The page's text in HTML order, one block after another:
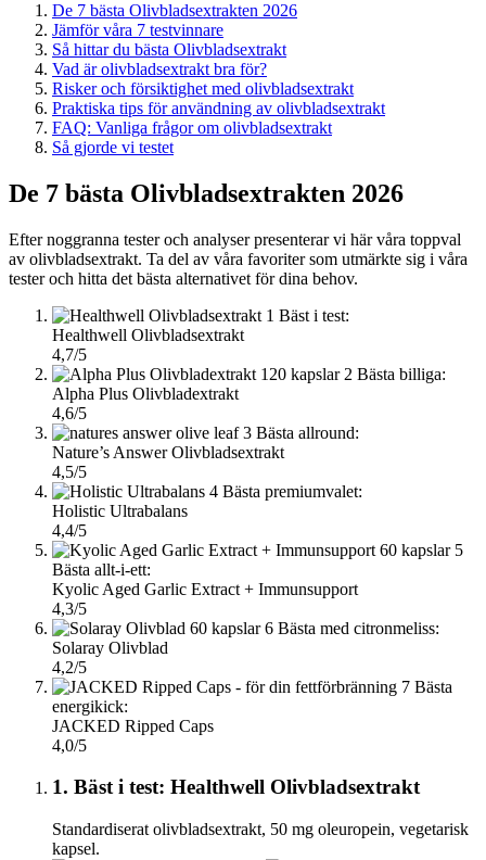
De 7 bästa Olivbladsextrakten 2026
Jämför våra 7 testvinnare
Så hittar du bästa Olivbladsextrakt
Vad är olivbladsextrakt bra för?
Risker och försiktighet med olivbladsextrakt
Praktiska tips för användning av olivbladsextrakt
FAQ: Vanliga frågor om olivbladsextrakt
Så gjorde vi testet
De 7 bästa Olivbladsextrakten 2026
Efter noggranna tester och analyser presenterar vi här våra toppval
av olivbladsextrakt. Ta del av våra favoriter som utmärkte sig i våra
tester och hitta det bästa alternativet för dina behov.
1 Bäst i test:
Healthwell Olivbladsextrakt
4,7/5
2 Bästa billiga:
Alpha Plus Olivbladextrakt
4,6/5
3 Bästa allround:
Nature’s Answer Olivbladsextrakt
4,5/5
4 Bästa premiumvalet:
Holistic Ultrabalans
4,4/5
5
Bästa allt-i-ett:
Kyolic Aged Garlic Extract + Immunsupport
4,3/5
6 Bästa med citronmeliss:
Solaray Olivblad
4,2/5
7 Bästa
energikick:
JACKED Ripped Caps
4,0/5
1. Bäst i test: Healthwell Olivbladsextrakt
Standardiserat olivbladsextrakt, 50 mg oleuropein, vegetarisk
kapsel.